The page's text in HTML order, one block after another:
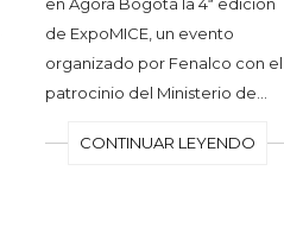
de ExpoMICE, un evento
organizado por Fenalco con el
patrocinio del Ministerio de…
CONTINUAR LEYENDO